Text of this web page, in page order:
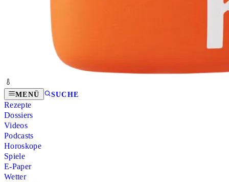
MENÜ SUCHE
Rezepte
Dossiers
Videos
Podcasts
Horoskope
Spiele
E-Paper
Wetter